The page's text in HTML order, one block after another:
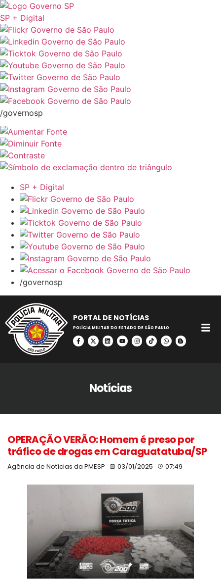
SP + Digital
/governosp
SP + Digital
/governosp
PORTAL DE NOTÍCIAS
POLÍCIA MILITAR DO ESTADO DE SÃO PAULO
Notícias
OPERAÇÃO VERÃO: Homem é preso por
tráfico de drogas em Caraguatatuba/SP
Agência de Notícias da PMESP 03/01/2025 07:49